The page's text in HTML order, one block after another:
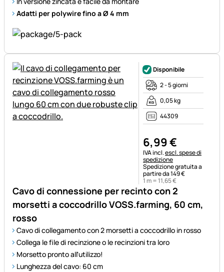
Adatti per polywire fino a Ø 4 mm
Cavo di connessione per recinto con 2
morsetti a coccodrillo VOSS.farming, 60 cm,
rosso
Cavo di collegamento con 2 morsetti a coccodrillo in rosso
Collega le file di recinzione o le recinzioni tra loro
Morsetto pronto all'utilizzo!
Lunghezza del cavo: 60 cm
Disponibile
2 - 5 giorni
0,05 kg
44309
6,99€
Informazioni fiscali:
IVA incl.escl. spese di
spedizione
Spedizione gratuita a
partire da 149 €
1 m =11,65€